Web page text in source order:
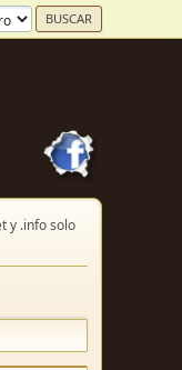
y .info solo